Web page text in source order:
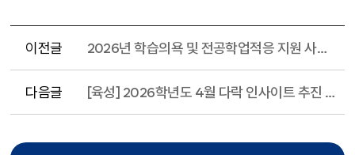
이전글 2026년 학습의욕 및 전공학업적응 지원 사업 안내
다음글 [육성] 2026학년도 4월 다락 인사이트 추진 알림